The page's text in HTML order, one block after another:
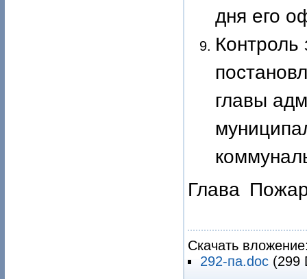
дня его
Контроль
главы
Глава
Скачать
292-па.doc (299